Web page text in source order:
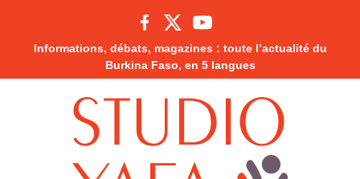
Informations, débats, magazines : toute l’actualité du
Burkina Faso, en 5 langues